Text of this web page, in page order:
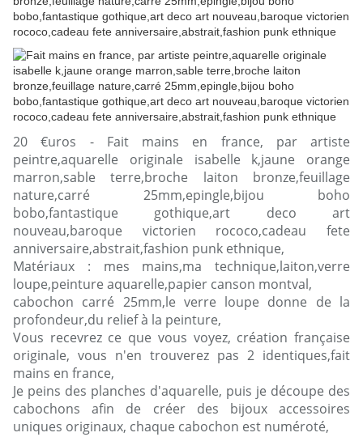
20 €uros - Fait mains en france, par artiste
peintre,aquarelle originale isabelle k,jaune orange
marron,sable terre,broche laiton bronze,feuillage
nature,carré 25mm,epingle,bijou boho
bobo,fantastique gothique,art deco art
nouveau,baroque victorien rococo,cadeau fete
anniversaire,abstrait,fashion punk ethnique,
Matériaux : mes mains,ma technique,laiton,verre
loupe,peinture aquarelle,papier canson montval,
cabochon carré 25mm,le verre loupe donne de la
profondeur,du relief à la peinture,
Vous recevrez ce que vous voyez, création française
originale, vous n'en trouverez pas 2 identiques,fait
mains en france,
Je peins des planches d'aquarelle, puis je découpe des
cabochons afin de créer des bijoux accessoires
uniques originaux, chaque cabochon est numéroté,